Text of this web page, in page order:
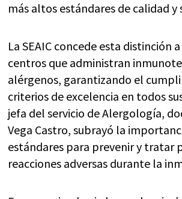
más altos estándares de calidad y
La SEAIC concede esta distinción
centros que administran
alérgenos, garantizando el
criterios de excelencia en todos
jefa del servicio de Alergología,
Vega Castro, subrayó la
estándares para prevenir y tratar
reacciones adversas durante la